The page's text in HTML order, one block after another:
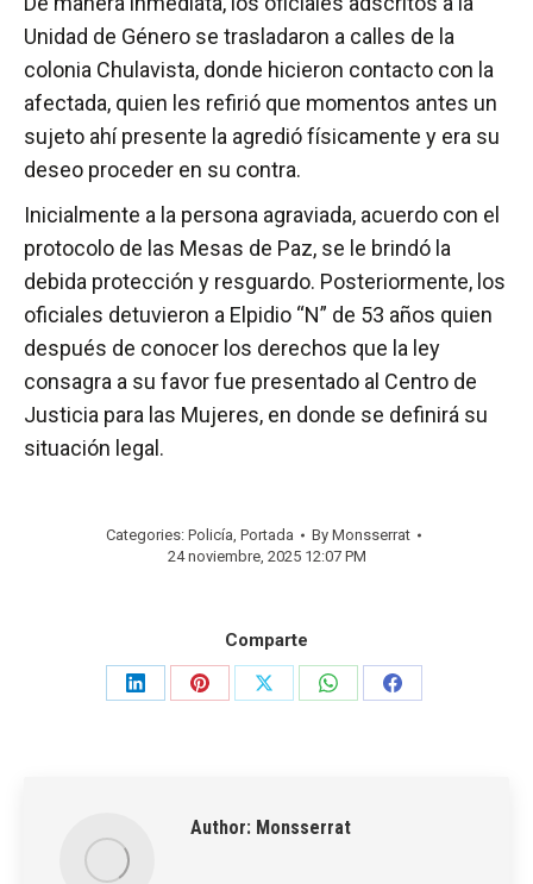
Unidad de Género se trasladaron a calles de la
colonia Chulavista, donde hicieron contacto con la
afectada, quien les refirió que momentos antes un
sujeto ahí presente la agredió físicamente y era su
deseo proceder en su contra.
Inicialmente a la persona agraviada, acuerdo con el
protocolo de las Mesas de Paz, se le brindó la
debida protección y resguardo. Posteriormente, los
oficiales detuvieron a Elpidio “N” de 53 años quien
después de conocer los derechos que la ley
consagra a su favor fue presentado al Centro de
Justicia para las Mujeres, en donde se definirá su
situación legal.
Categories: Policía Portada By Monsserrat
24 noviembre, 2025 12:07 PM
Comparte
Share
Share
Share
Share
Share
Author: Monsserrat